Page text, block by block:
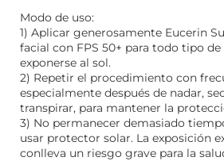
Modo de uso:
1) Aplicar generosamente Eucerin
facial con FPS 50+ para todo tipo
exponerse al sol.
2) Repetir el procedimiento con
especialmente después de nadar,
transpirar, para mantener la
3) No permanecer demasiado
usar protector solar. La exposición
conlleva un riesgo grave para la